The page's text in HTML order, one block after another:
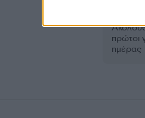
πρώτοι
ημέρας